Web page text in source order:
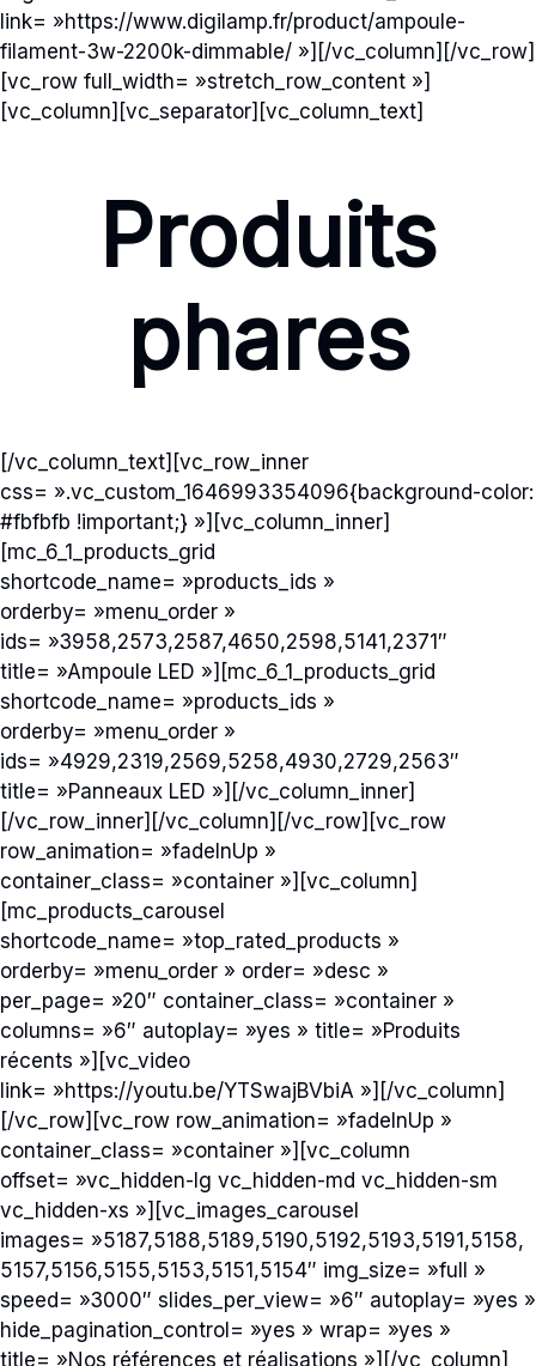
link= »https://www.digilamp.fr/product/ampoule-
filament-3w-2200k-dimmable/ »][/vc_column][/vc_row]
[vc_row full_width= »stretch_row_content »]
[vc_column][vc_separator][vc_column_text]
Produits
phares
[/vc_column_text][vc_row_inner
css= ».vc_custom_1646993354096{background-color:
#fbfbfb !important;} »][vc_column_inner]
[mc_6_1_products_grid
shortcode_name= »products_ids »
orderby= »menu_order »
ids= »3958,2573,2587,4650,2598,5141,2371″
title= »Ampoule LED »][mc_6_1_products_grid
shortcode_name= »products_ids »
orderby= »menu_order »
ids= »4929,2319,2569,5258,4930,2729,2563″
title= »Panneaux LED »][/vc_column_inner]
[/vc_row_inner][/vc_column][/vc_row][vc_row
row_animation= »fadeInUp »
container_class= »container »][vc_column]
[mc_products_carousel
shortcode_name= »top_rated_products »
orderby= »menu_order » order= »desc »
per_page= »20″ container_class= »container »
columns= »6″ autoplay= »yes » title= »Produits
récents »][vc_video
link= »https://youtu.be/YTSwajBVbiA »][/vc_column]
[/vc_row][vc_row row_animation= »fadeInUp »
container_class= »container »][vc_column
offset= »vc_hidden-lg vc_hidden-md vc_hidden-sm
vc_hidden-xs »][vc_images_carousel
images= »5187,5188,5189,5190,5192,5193,5191,5158,
5157,5156,5155,5153,5151,5154″ img_size= »full »
speed= »3000″ slides_per_view= »6″ autoplay= »yes »
hide_pagination_control= »yes » wrap= »yes »
title= »Nos références et réalisations »][/vc_column]